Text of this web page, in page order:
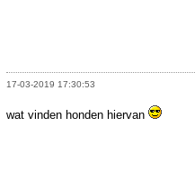
17-03-2019 17:30:53
wat vinden honden hiervan